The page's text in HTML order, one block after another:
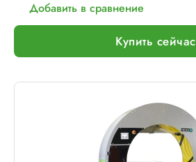
Добавить в сравнение
Купить сейчас